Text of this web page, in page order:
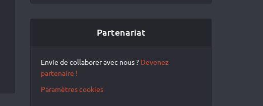
Partenariat
Envie de collaborer avec nous ? Devenez
partenaire !
Paramètres cookies